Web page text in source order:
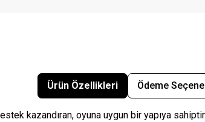
Ürün Özellikleri Ödeme
kazandıran, oyuna uygun bir yapıya